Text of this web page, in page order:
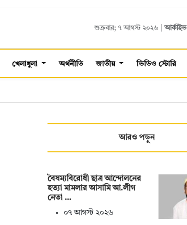
শুক্রবার; ৭ আগস্ট ২০২৬ |আর্কাইভ
খেলাধুলা অর্থনীতি জাতীয় ভিডিও স্টোরি
আরও পড়ুন
বৈষম্যবিরোধী ছাত্র আন্দোলনের
হত্যা মামলার আসামি আ.লীগ
নেতা …
০৭ আগস্ট ২০২৬